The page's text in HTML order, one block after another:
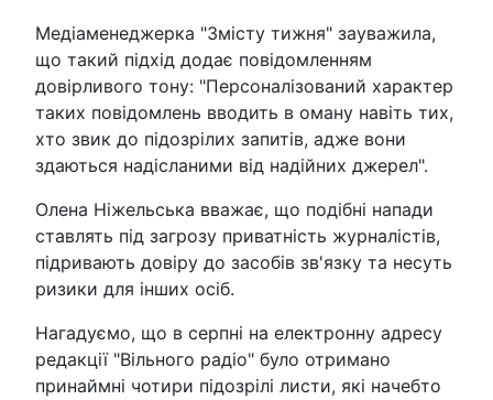
Медіаменеджерка "Змісту тижня" зауважила,
що такий підхід додає повідомленням
довірливого тону: "Персоналізований характер
таких повідомлень вводить в оману навіть тих,
хто звик до підозрілих запитів, адже вони
здаються надісланими від надійних джерел".
Олена Ніжельська вважає, що подібні напади
ставлять під загрозу приватність журналістів,
підривають довіру до засобів зв'язку та несуть
ризики для інших осіб.
Нагадуємо, що в серпні на електронну адресу
редакції "Вільного радіо" було отримано
принаймні чотири підозрілі листи, які начебто